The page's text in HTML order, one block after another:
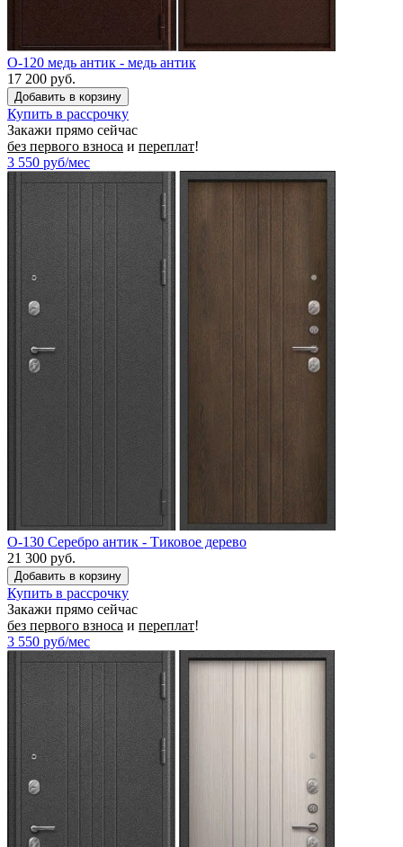
O-120 медь антик - медь антик
17 200 руб.
Купить в рассрочку
Закажи прямо сейчас
без первого взноса и переплат!
3 550 руб/мес
O-130 Серебро антик - Тиковое дерево
21 300 руб.
Купить в рассрочку
Закажи прямо сейчас
без первого взноса и переплат!
3 550 руб/мес